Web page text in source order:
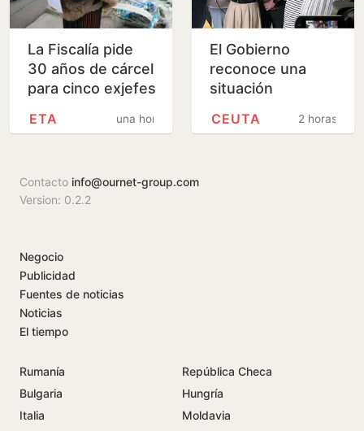
La Fiscalía pide
30 años de cárcel
para cinco exjefes
ordenar el
una hora
ETA
El Gobierno
reconoce una
situación
Ceuta pero confía
2 horas
CEUTA
Contacto info@ournet-group.com
Version: 0.2.2
Negocio
Publicidad
Fuentes de noticias
Noticias
El tiempo
Rumanía
República Checa
Bulgaria
Hungría
Italia
Moldavia